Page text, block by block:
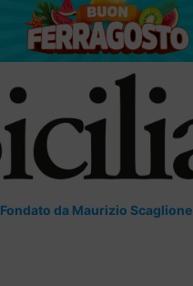
Fondato da Maurizio Scaglione